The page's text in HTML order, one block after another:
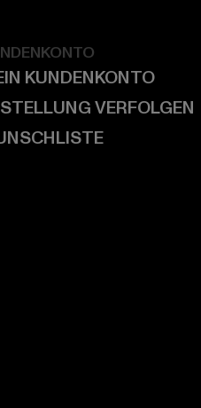
KUNDENKONTO
VERFOLGEN